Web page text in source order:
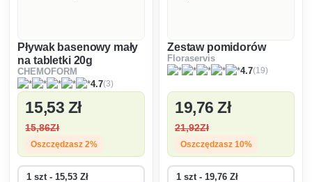
Pływak basenowy mały
na tabletki 20g
CHEMOFORM
4.7(3)
15,53 Zł
15,86Zł
Oszczędzasz 2%
Zestaw pomidorów
Floraservis
4.7(19)
19,76 Zł
21,92Zł
Oszczędzasz 10%